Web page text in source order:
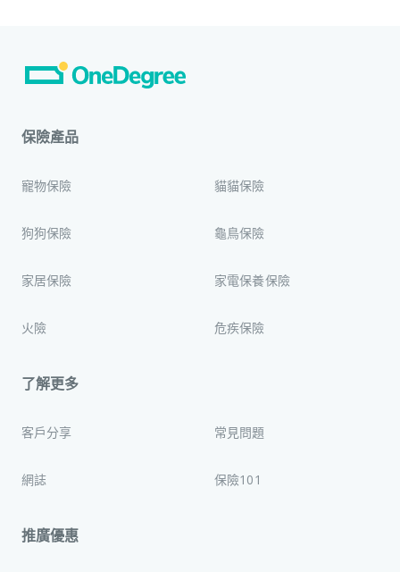
保險產品
寵物保險 貓貓保險
狗狗保險 龜鳥保險
家居保險 家電保養保險
火險 危疾保險
了解更多
客戶分享 常見問題
網誌 保險101
推廣優惠